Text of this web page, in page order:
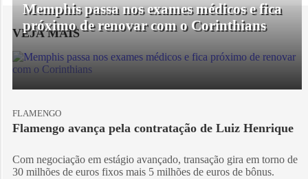
VEJA MAIS
Memphis passa nos exames médicos e fica
próximo de renovar com o Corinthians
FLAMENGO
Flamengo avança pela contratação de Luiz Henrique
Com negociação em estágio avançado, transação gira em torno de
30 milhões de euros fixos mais 5 milhões de euros de bônus.